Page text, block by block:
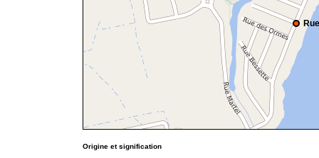
Origine et signification